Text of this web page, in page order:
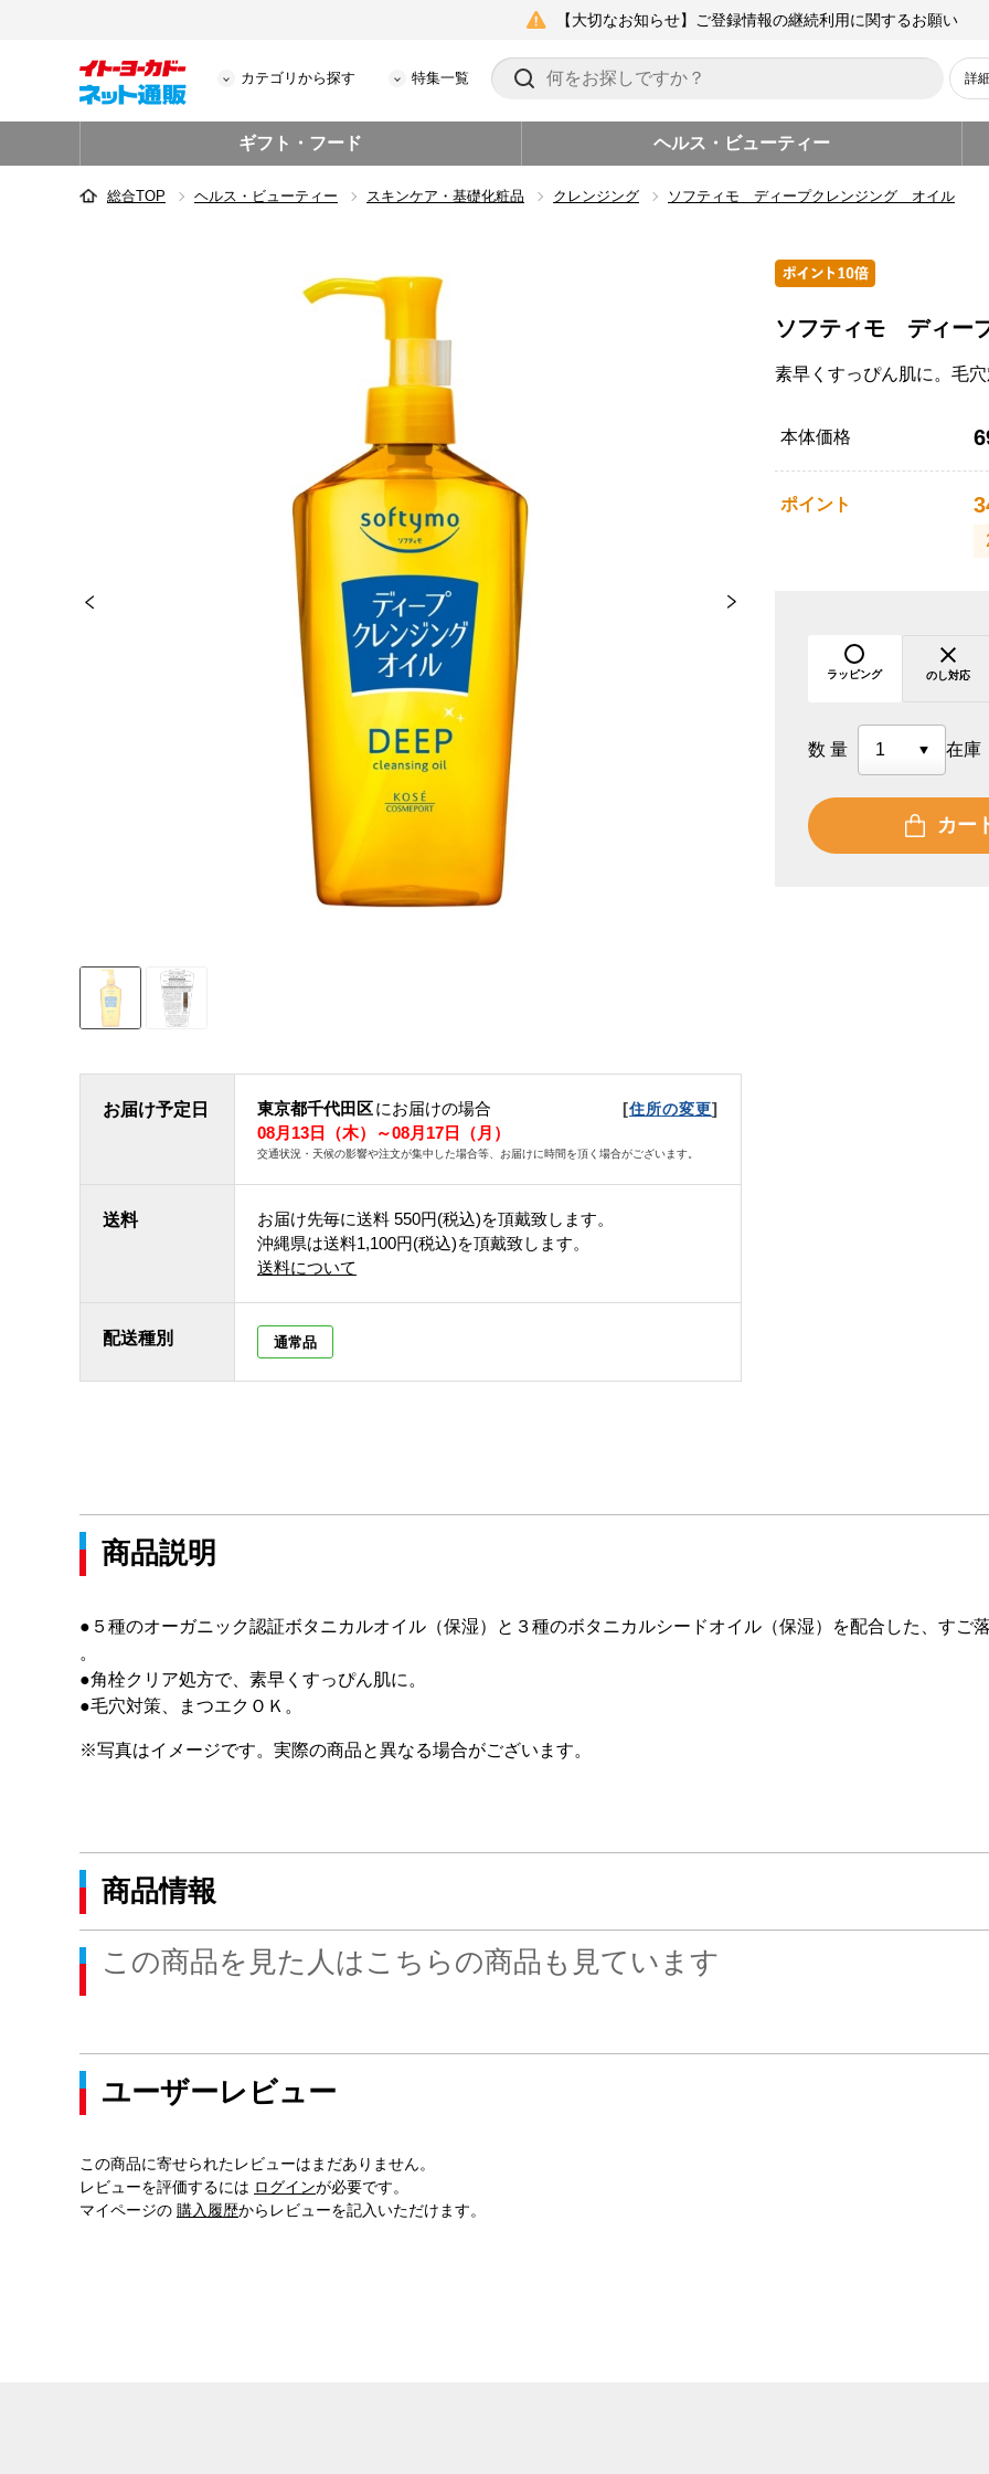
【大切なお知らせ】ご登録情報の継続利用に関するお願い
カテゴリから探す 特集一覧 詳
ギフト・フード ヘルス・ビューティー
総合TOP ヘルス・ビューティー スキンケア・基礎化粧品 クレンジング ソフティモ ディープクレンジング オイル
お届け予定日 東京都千代田区にお届けの場合 [住所の変更]
08月13日（木）～08月17日（月）
交通状況・天候の影響や注文が集中した場合等、お届けに時間を頂く場合がございます。
送料 お届け先毎に送料 550円(税込)を頂戴致します。
沖縄県は送料1,100円(税込)を頂戴致します。
送料について
配送種別 通常品
ソフティモ ディー
素早くすっぴん肌に。毛穴
本体価格
ポイント
ラッピング のし対応
数量 在庫
カー
商品説明
●５種のオーガニック認証ボタニカルオイル（保湿）と３種のボタニカルシードオイル（保湿）を配合した、すご
。
●角栓クリア処方で、素早くすっぴん肌に。
●毛穴対策、まつエクＯＫ。
※写真はイメージです。実際の商品と異なる場合がございます。
商品情報
この商品を見た人はこちらの商品も見ています
ユーザーレビュー
この商品に寄せられたレビューはまだありません。
レビューを評価するには ログインが必要です。
マイページの 購入履歴からレビューを記入いただけます。